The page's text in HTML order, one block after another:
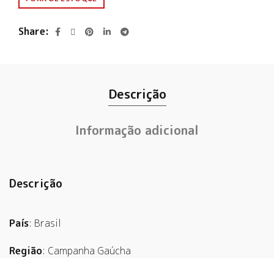
Share
Descrição
Informação adicional
Descrição
País: Brasil
Região: Campanha Gaúcha